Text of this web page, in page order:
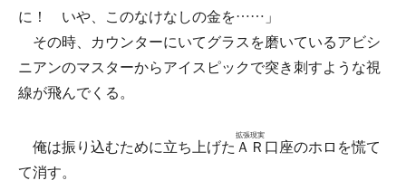
に！ いや、このなけなしの金を……」
その時、カウンターにいてグラスを磨いているアビシ
ニアンのマスターからアイスピックで突き刺すような視
線が飛んでくる。
俺は振り込むために立ち上げた ＡＲ
拡張現実
口座のホロを慌て
て消す。